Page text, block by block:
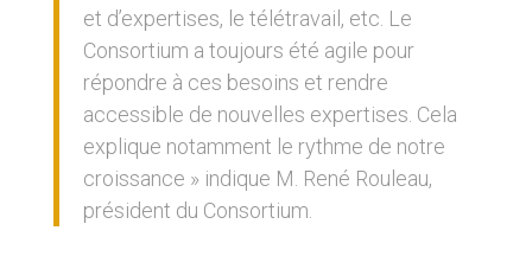
et d’expertises, le télétravail, etc. Le
Consortium a toujours été agile pour
répondre à ces besoins et rendre
accessible de nouvelles expertises. Cela
explique notamment le rythme de notre
croissance » indique M. René Rouleau,
président du Consortium.